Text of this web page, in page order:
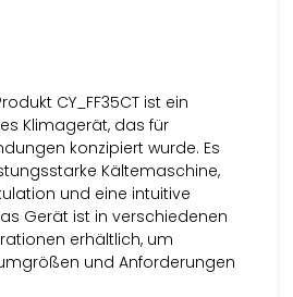
CY_FF35CT ist ein
Klimagerät, das für
konzipiert wurde. Es
Kältemaschine,
und eine intuitive
Gerät ist in verschiedenen
erhältlich, um
und Anforderungen